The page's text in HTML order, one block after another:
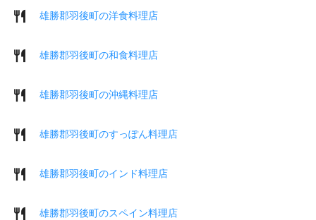
雄勝郡羽後町の洋食料理店
雄勝郡羽後町の和食料理店
雄勝郡羽後町の沖縄料理店
雄勝郡羽後町のすっぽん料理店
雄勝郡羽後町のインド料理店
雄勝郡羽後町のスペイン料理店